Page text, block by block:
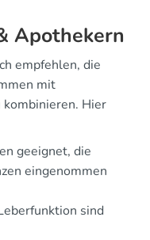
Apothekern
empfehlen, die
mit
Hier
geeignet, die
eingenommen
sind